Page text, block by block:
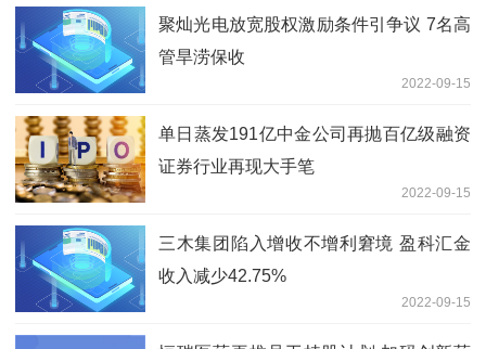
聚灿光电放宽股权激励条件引争议 7名高
管旱涝保收
2022-09-15
单日蒸发191亿中金公司再抛百亿级融资
证券行业再现大手笔
2022-09-15
三木集团陷入增收不增利窘境 盈科汇金
收入减少42.75%
2022-09-15